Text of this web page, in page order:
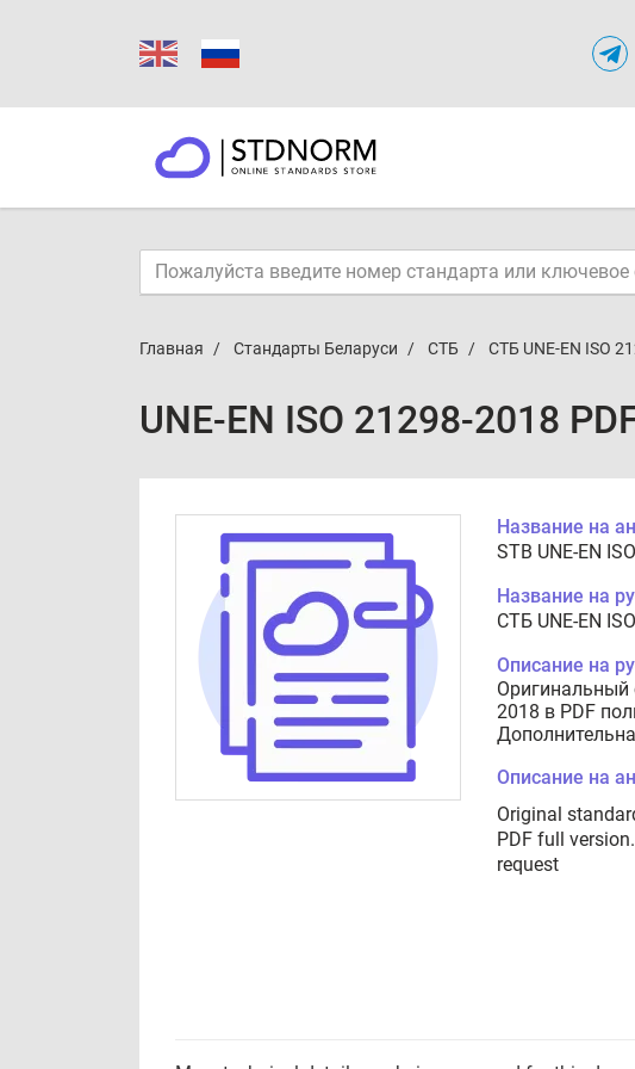
Главная Стандарты Беларуси СТБ СТБ UNE-EN ISO
UNE-EN ISO 21298-2018
Название на
STB UNE-EN
Название на
СТБ UNE-EN
Описание на
Оригинальный
2018 в PDF
Описание на
Original
PDF full
request